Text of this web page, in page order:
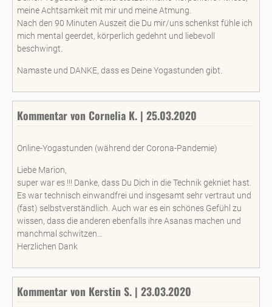
meine Achtsamkeit mit mir und meine Atmung.
Nach den 90 Minuten Auszeit die Du mir/uns schenkst fühle ich
mich mental geerdet, körperlich gedehnt und liebevoll
beschwingt.
Namaste und DANKE, dass es Deine Yogastunden gibt.
Kommentar von Cornelia K. | 25.03.2020
Online-Yogastunden (während der Corona-Pandemie)
Liebe Marion,
super war es !!! Danke, dass Du Dich in die Technik gekniet hast.
Es war technisch einwandfrei und insgesamt sehr vertraut und
(fast) selbstverständlich. Auch war es ein schönes Gefühl zu
wissen, dass die anderen ebenfalls ihre Asanas machen und
manchmal schwitzen…
Herzlichen Dank
Kommentar von Kerstin S. | 23.03.2020